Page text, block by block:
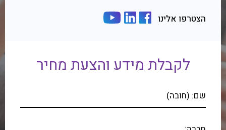
הצטרפו אלינו
לקבלת מידע והצעת מחיר